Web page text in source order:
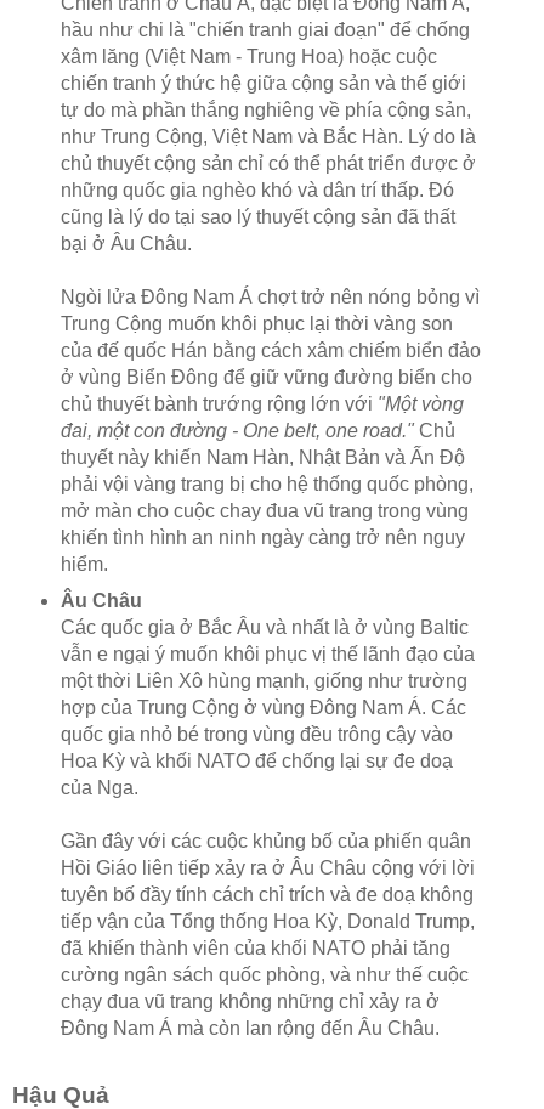
hầu như chi là "chiến tranh giai đoạn" để chống
xâm lăng (Việt Nam - Trung Hoa) hoặc cuộc
chiến tranh ý thức hệ giữa cộng sản và thế giới
tự do mà phần thắng nghiêng về phía cộng sản,
như Trung Cộng, Việt Nam và Bắc Hàn. Lý do là
chủ thuyết cộng sản chỉ có thể phát triển được ở
những quốc gia nghèo khó và dân trí thấp. Đó
cũng là lý do tại sao lý thuyết cộng sản đã thất
bại ở Âu Châu.
Ngòi lửa Đông Nam Á chợt trở nên nóng bỏng vì
Trung Cộng muốn khôi phục lại thời vàng son
của đế quốc Hán bằng cách xâm chiếm biển đảo
ở vùng Biển Đông để giữ vững đường biển cho
chủ thuyết bành trướng rộng lớn với "Một vòng
đai, một con đường - One belt, one road."Chủ
thuyết này khiến Nam Hàn, Nhật Bản và Ấn Độ
phải vội vàng trang bị cho hệ thống quốc phòng,
mở màn cho cuộc chay đua vũ trang trong vùng
khiến tình hình an ninh ngày càng trở nên nguy
hiểm.
Âu Châu
Các quốc gia ở Bắc Âu và nhất là ở vùng Baltic
vẫn e ngại ý muốn khôi phục vị thế lãnh đạo của
một thời Liên Xô hùng mạnh, giống như trường
hợp của Trung Cộng ở vùng Đông Nam Á. Các
quốc gia nhỏ bé trong vùng đều trông cậy vào
Hoa Kỳ và khối NATO để chống lại sự đe doạ
của Nga.
Gần đây với các cuộc khủng bố của phiến quân
Hồi Giáo liên tiếp xảy ra ở Âu Châu cộng với lời
tuyên bố đầy tính cách chỉ trích và đe doạ không
tiếp vận của Tổng thống Hoa Kỳ, Donald Trump,
đã khiến thành viên của khối NATO phải tăng
cường ngân sách quốc phòng, và như thế cuộc
chạy đua vũ trang không những chỉ xảy ra ở
Đông Nam Á mà còn lan rộng đến Âu Châu.
Hậu Quả